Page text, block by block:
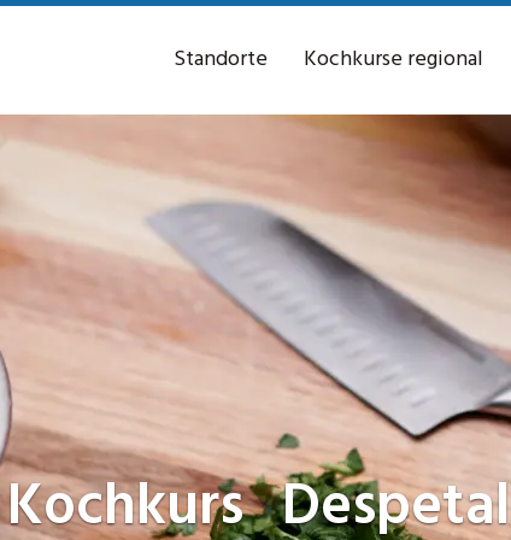
Standorte Kochkurse regional
Kochkurs Despetal